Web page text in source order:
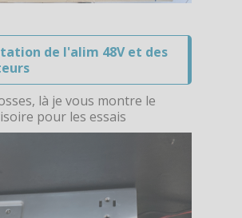
de l'alim 48V et des
là je vous montre le
pour les essais